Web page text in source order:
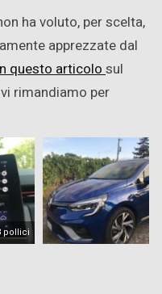
ha voluto, per scelta,
apprezzate dal
questo articolosul
rimandiamo per
pollici